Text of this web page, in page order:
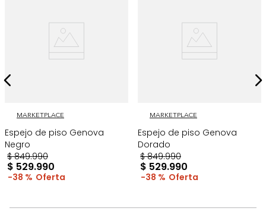
MARKETPLACE
Espejo de piso Genova
Negro
$ 849.990
$ 529.990
38 %
MARKETPLACE
Espejo de piso Genova
Dorado
$ 849.990
$ 529.990
38 %